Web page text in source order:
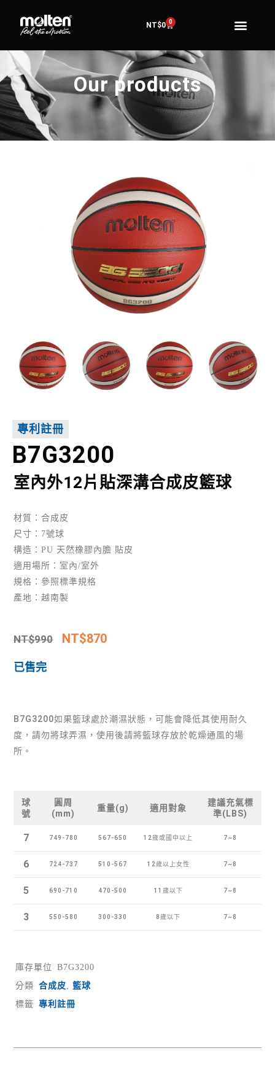
NT$0 0
Our products
專利註冊
B7G3200
室內外12片貼深溝合成皮籃球
材質：合成皮
尺寸：7號球
構造：PU 天然橡膠內膽 貼皮
適用場所：室內/室外
規格：參照標準規格
產地：越南製
NT$990 NT$870
已售完
B7G3200如果籃球處於潮濕狀態，可能會降低其使用耐久
度，請勿將球弄濕，使用後請將籃球存放於乾燥通風的場
所。
球
號
圓周
(mm)
重量(g) 適用對象
建議充氣標
準(LBS)
7 749-780 567-650 12歲或國中以上 7~8
6 724-737 510-567 12歲以上女性 7~8
5 690-710 470-500 11歲以下 7~8
3 550-580 300-330 8歲以下 7~8
庫存單位
B7G3200
分類
合成皮,籃球
標籤
專利註冊